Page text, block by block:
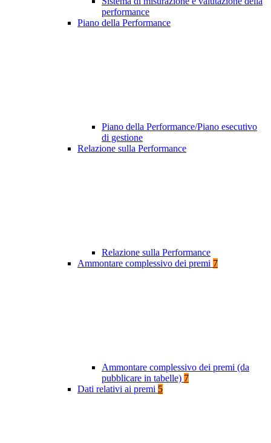
performance
Piano della Performance
Piano della Performance/Piano esecutivo
di gestione
Relazione sulla Performance
Relazione sulla Performance
Ammontare complessivo dei premi 7
Ammontare complessivo dei premi (da
pubblicare in tabelle) 7
Dati relativi ai premi 5